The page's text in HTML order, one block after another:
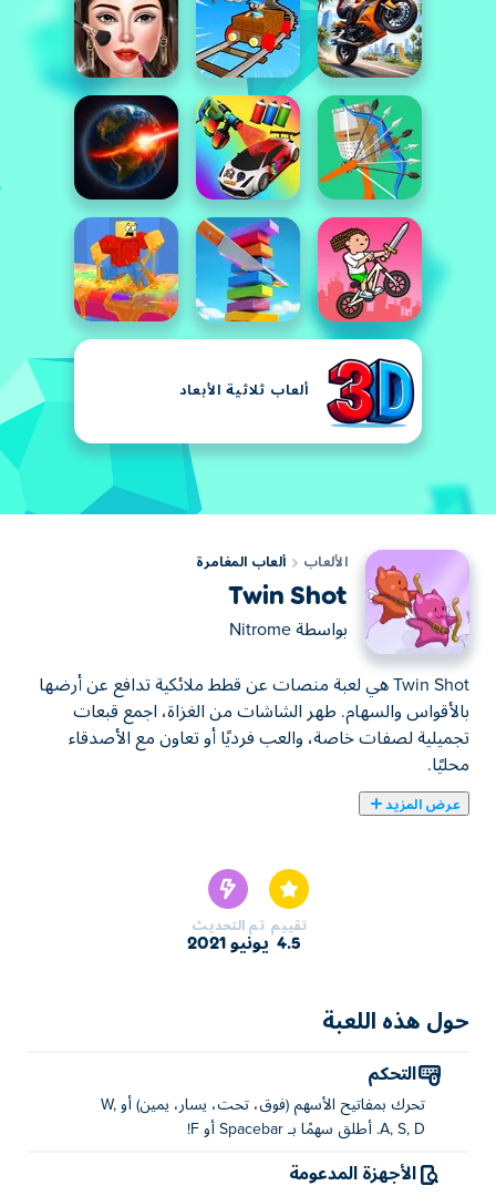
ألعاب ثلاثية الأبعاد
الألعاب ألعاب المغامرة
Twin Shot
بواسطة Nitrome
Twin Shot هي لعبة منصات عن قطط ملائكية تدافع عن أرضها
بالأقواس والسهام. طهر الشاشات من الغزاة، اجمع قبعات
تجميلية لصفات خاصة، والعب فرديًا أو تعاون مع الأصدقاء
محليًا.
عرض المزيد
تقييم
4.5
تم التحديث
يونيو 2021
حول هذه اللعبة
التحكم
تحرك بمفاتيح الأسهم (فوق، تحت، يسار، يمين) أو W,
A, S, D. أطلق سهمًا بـ Spacebar أو F!
الأجهزة المدعومة